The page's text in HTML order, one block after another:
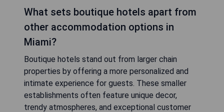
What sets boutique hotels apart from
other accommodation options in
Miami?
Boutique hotels stand out from larger chain
properties by offering a more personalized and
intimate experience for guests. These smaller
establishments often feature unique decor,
trendy atmospheres, and exceptional customer